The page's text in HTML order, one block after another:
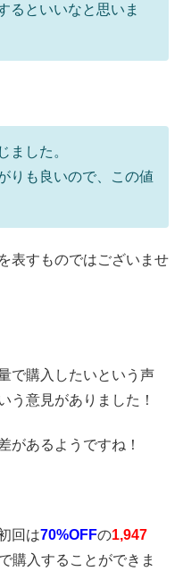
るといいなと思いま
ました。
りも良いので、この値
表すものではございませ
で購入したいという声
う意見がありました！
があるようですね！
回は70%OFFの1,947
購入することができま